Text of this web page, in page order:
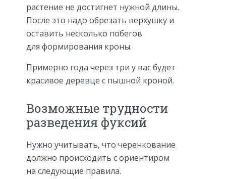
растение не достигнет нужной длины.
После это надо обрезать верхушку и
оставить несколько побегов
для формирования кроны.
Примерно года через три у вас будет
красивое деревце с пышной кроной.
Возможные трудности
разведения фуксий
Нужно учитывать, что черенкование
должно происходить с ориентиром
на следующие правила.